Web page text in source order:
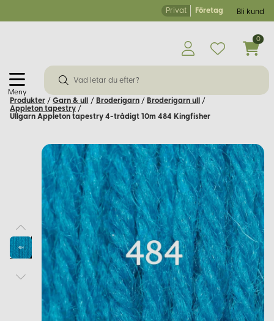
Privat Företag Bli kund
Meny
0
Produkter / Garn & ull / Broderigarn / Broderigarn ull
/
Appleton tapestry /
Ullgarn Appleton tapestry 4-trådigt 10m 484 Kingfisher